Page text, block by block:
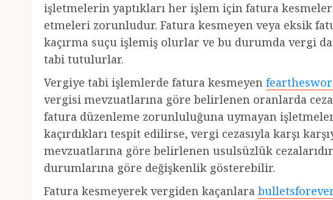
işletmelerin yaptıkları her işlem için fatura
etmeleri zorunludur. Fatura kesmeyen veya eksik
kaçırma suçu işlemiş olurlar ve bu durumda vergi
tabi tutulurlar.
Vergiye tabi işlemlerde fatura kesmeyen
vergisi mevzuatlarına göre belirlenen oranlarda
fatura düzenleme zorunluluğuna uymayan
kaçırdıkları tespit edilirse, vergi cezasıyla karşı
mevzuatlarına göre belirlenen usulsüzlük
durumlarına göre değişkenlik gösterebilir.
Fatura kesmeyerek vergiden kaçanlara